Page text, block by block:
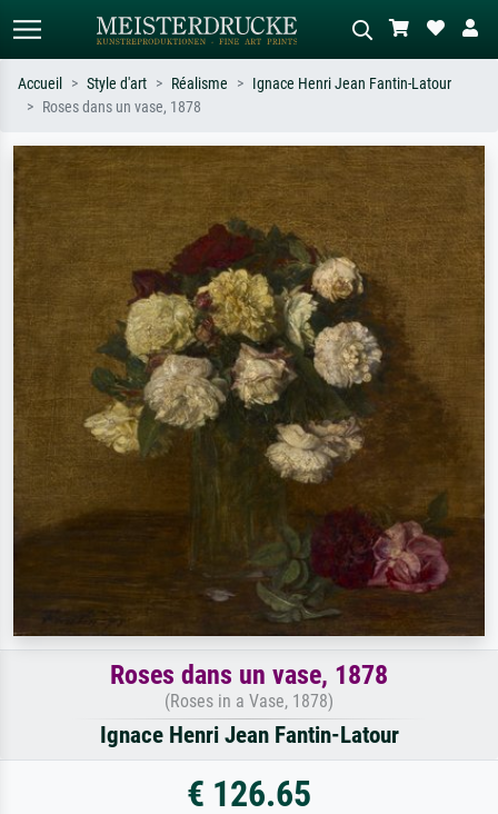
Recherchez par artiste, titre ou style –
ex. Monet, Nuit étoilée,
impressionnisme, vague de Hokusai,
Décrivez la scène – ex. prairie verte,
abstrait avec beaucoup de rouge,
tableau sombre, nu debout près d'un
arbre.
Accueil Style d'art Réalisme
Ignace Henri Jean Fantin-Latour
Roses dans un vase, 1878
Roses dans un vase, 1878
(Roses in a Vase, 1878)
Ignace Henri Jean Fantin-Latour
€ 126.65